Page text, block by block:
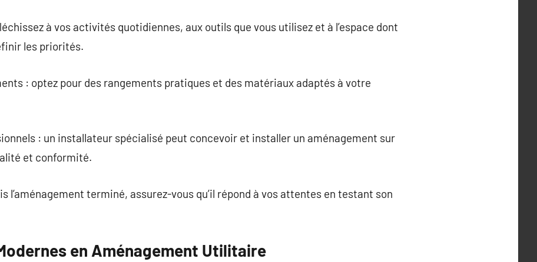
à vos activités quotidiennes, aux outils que vous utilisez et à l’espace dont
les priorités.
: optez pour des rangements pratiques et des matériaux adaptés à votre
: un installateur spécialisé peut concevoir et installer un aménagement sur
et conformité.
l’aménagement terminé, assurez-vous qu’il répond à vos attentes en testant son
en Aménagement Utilitaire